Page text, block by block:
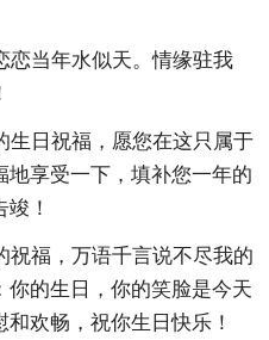
恋当年水似天。情缘驻我
生日祝福，愿您在这只属于
享受一下，填补您一年的
！
祝福，万语千言说不尽我的
的生日，你的笑脸是今天
欢畅，祝你生日快乐！